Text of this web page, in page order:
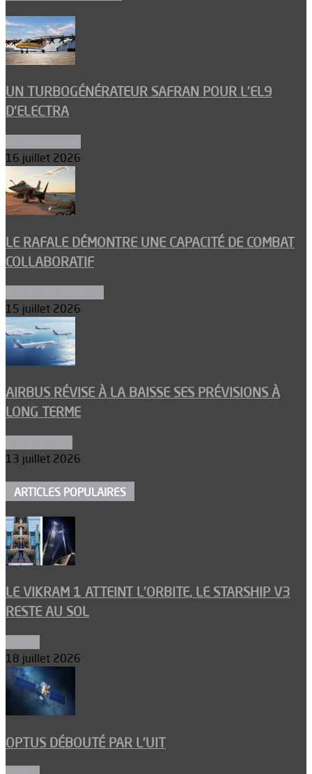
UN TURBOGÉNÉRATEUR SAFRAN POUR L’EL9
D’ELECTRA
16 juillet 2026
LE RAFALE DÉMONTRE UNE CAPACITÉ DE COMBAT
COLLABORATIF
15 juillet 2026
AIRBUS RÉVISE À LA BAISSE SES PRÉVISIONS À
LONG TERME
13 juillet 2026
ARTICLES POPULAIRES
LE VIKRAM 1 ATTEINT L’ORBITE, LE STARSHIP V3
RESTE AU SOL
18 juillet 2026
OPTUS DÉBOUTÉ PAR L’UIT